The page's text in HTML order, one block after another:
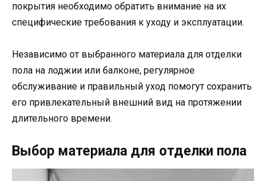
покрытия необходимо обратить внимание на их
специфические требования к уходу и эксплуатации.
Независимо от выбранного материала для отделки
пола на лоджии или балконе, регулярное
обслуживание и правильный уход помогут сохранить
его привлекательный внешний вид на протяжении
длительного времени.
Выбор материала для отделки пола